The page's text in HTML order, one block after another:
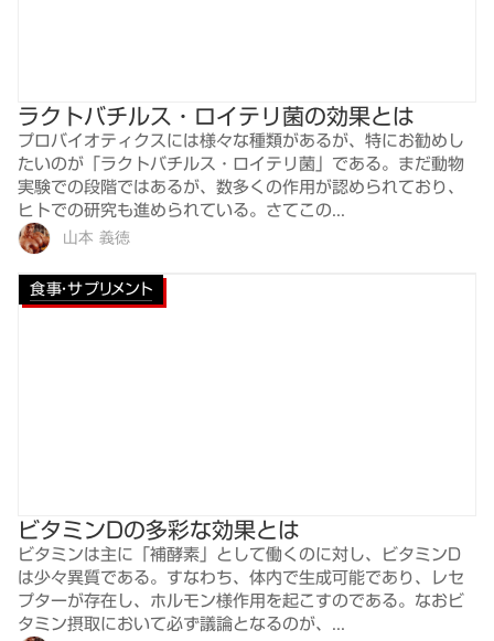
ラクトバチルス・ロイテリ菌の効果とは
プロバイオティクスには様々な種類があるが、特にお勧めし
たいのが「ラクトバチルス・ロイテリ菌」である。まだ動物
実験での段階ではあるが、数多くの作用が認められており、
ヒトでの研究も進められている。さてこの...
山本 義徳
食事・サプリメント
ビタミンDの多彩な効果とは
ビタミンは主に「補酵素」として働くのに対し、ビタミンD
は少々異質である。すなわち、体内で生成可能であり、レセ
プターが存在し、ホルモン様作用を起こすのである。なおビ
タミン摂取において必ず議論となるのが、...